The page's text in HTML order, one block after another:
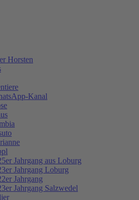
Horsten
Kanal
Jahrgang aus Loburg
Jahrgang Loburg
Jahrgang
Jahrgang Salzwedel